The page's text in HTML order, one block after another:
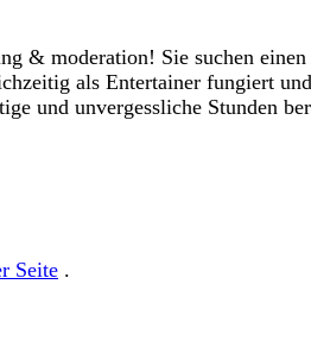
& moderation! Sie suchen einen
als Entertainer fungiert und
und unvergessliche Stunden
Seite .